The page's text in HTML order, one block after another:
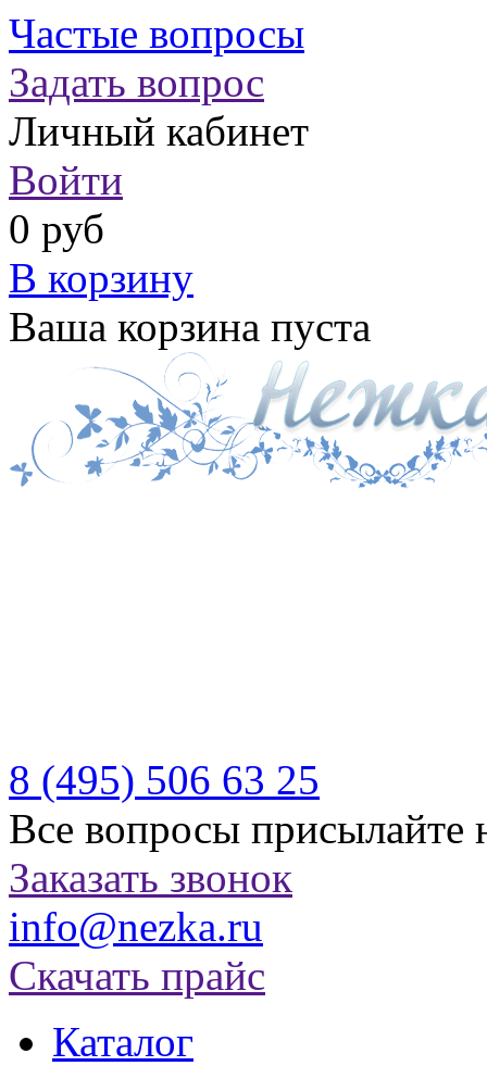
Частые вопросы
Задать вопрос
Личный кабинет
Войти
0 руб
В корзину
Ваша корзина пуста
8 (495) 506 63 25
Все вопросы присылайте
Заказать звонок
info@nezka.ru
Скачать прайс
Каталог